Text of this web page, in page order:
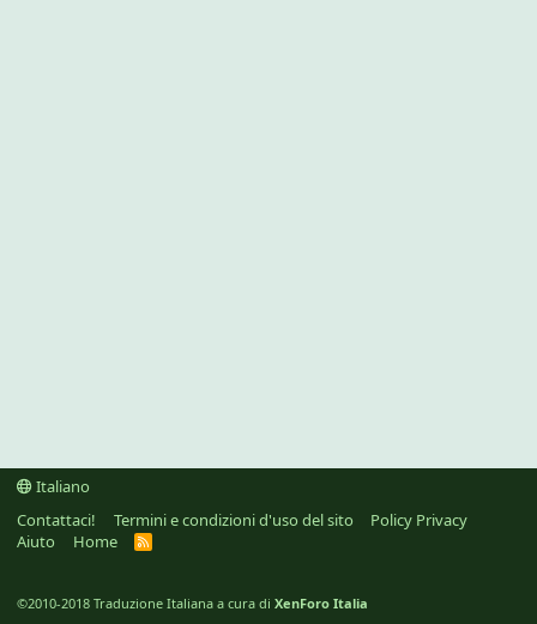
Italiano
Contattaci!
Termini e condizioni d'uso del sito
Policy Privacy
Aiuto
Home
R
©2010-2018 Traduzione Italiana a cura di XenForo Italia